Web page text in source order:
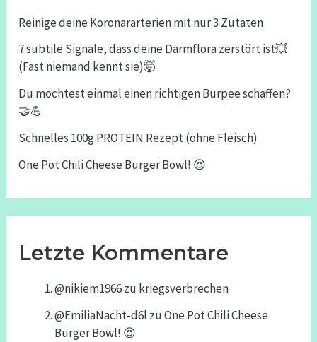
Reinige deine Koronararterien mit nur 3 Zutaten
7 subtile Signale, dass deine Darmflora zerstört ist💥
(Fast niemand kennt sie)🤯
Du möchtest einmal einen richtigen Burpee schaffen?
🤝💪
Schnelles 100g PROTEIN Rezept (ohne Fleisch)
One Pot Chili Cheese Burger Bowl! 😍
Letzte Kommentare
@nikiem1966zu kriegsverbrechen
@EmiliaNacht-d6l zuOne Pot Chili Cheese
Burger Bowl! 😍